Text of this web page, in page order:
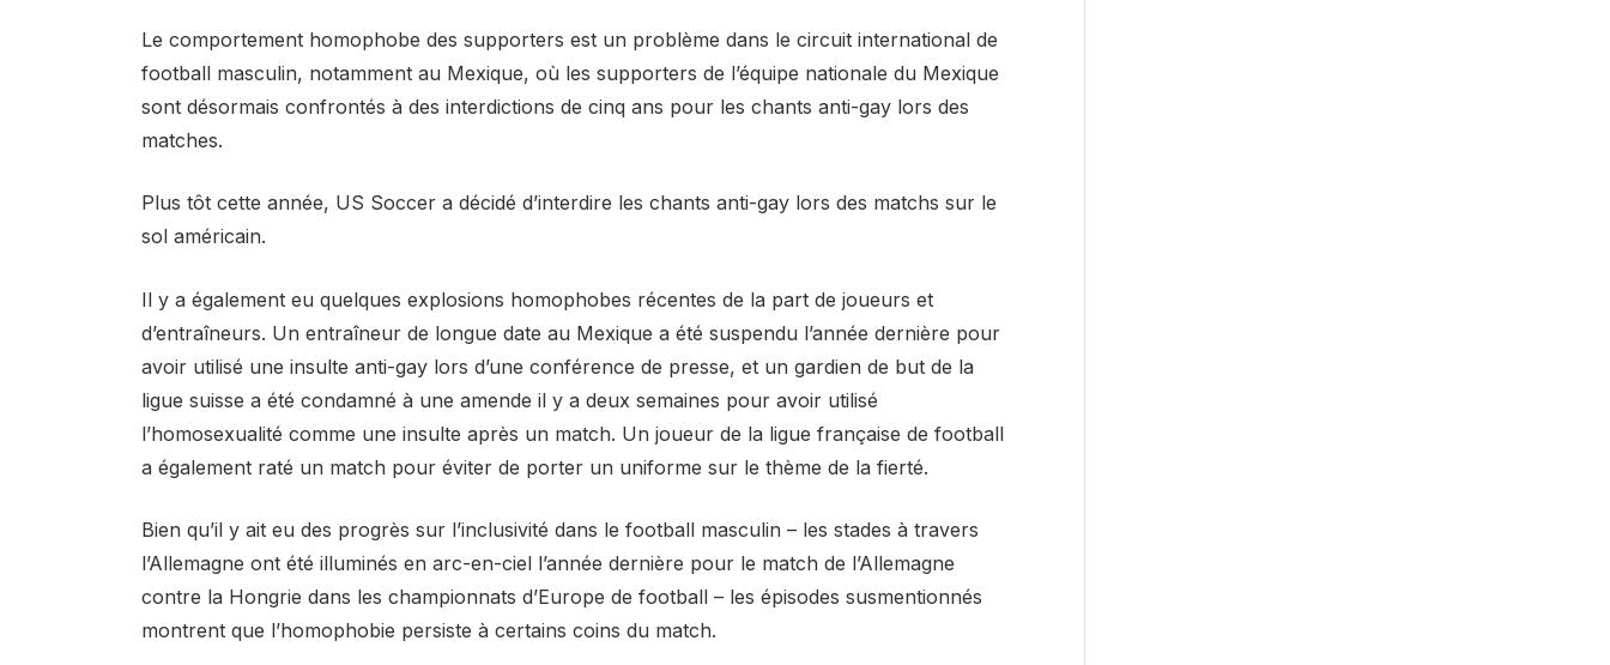
Le comportement homophobe des supporters est un problème dans le circuit international de
football masculin, notamment au Mexique, où les supporters de l’équipe nationale du Mexique
sont désormais confrontés à des interdictions de cinq ans pour les chants anti-gay lors des
matches.
Plus tôt cette année, US Soccer a décidé d’interdire les chants anti-gay lors des matchs sur le
sol américain.
Il y a également eu quelques explosions homophobes récentes de la part de joueurs et
d’entraîneurs. Un entraîneur de longue date au Mexique a été suspendu l’année dernière pour
avoir utilisé une insulte anti-gay lors d’une conférence de presse, et un gardien de but de la
ligue suisse a été condamné à une amende il y a deux semaines pour avoir utilisé
l’homosexualité comme une insulte après un match. Un joueur de la ligue française de football
a également raté un match pour éviter de porter un uniforme sur le thème de la fierté.
Bien qu’il y ait eu des progrès sur l’inclusivité dans le football masculin – les stades à travers
l’Allemagne ont été illuminés en arc-en-ciel l’année dernière pour le match de l’Allemagne
contre la Hongrie dans les championnats d’Europe de football – les épisodes susmentionnés
montrent que l’homophobie persiste à certains coins du match.